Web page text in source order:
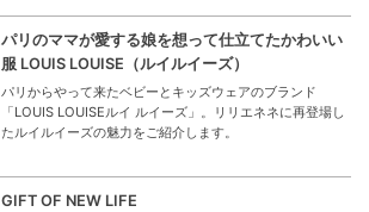
パリのママが愛する娘を想って仕立てたかわいい
服 LOUIS LOUISE（ルイルイーズ）
パリからやって来たベビーとキッズウェアのブランド
「LOUIS LOUISEルイ ルイーズ」。リリエネネに再登場し
たルイルイーズの魅力をご紹介します。
GIFT OF NEW LIFE